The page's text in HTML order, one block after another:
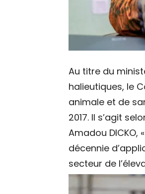
Au titre du
halieutiques, le
animale et de
2017. Il s’agit
Amadou
décennie
secteur de